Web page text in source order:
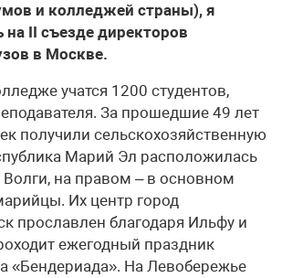
и колледжей страны), я
на II съезде директоров
в Москве.
учатся 1200 студентов,
За прошедшие 49 лет
получили сельскохозяйственную
Марий Эл расположилась
Волги, на правом – в основном
Их центр город
прославлен благодаря Ильфу и
ежегодный праздник
«Бендериада». На Левобережье